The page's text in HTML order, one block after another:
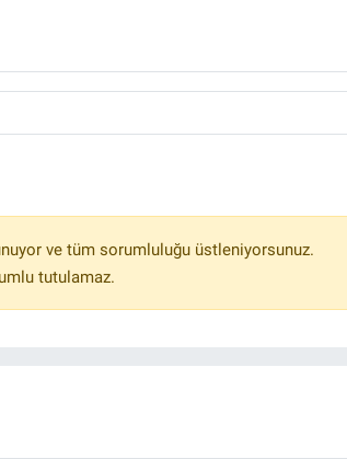
ve tüm sorumluluğu üstleniyorsunuz.
tutulamaz.